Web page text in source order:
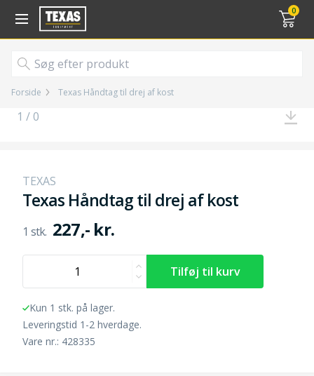
0
Gå til kurv (
Forside Texas Håndtag til drej af kost
1 / 0
TEXAS
Texas Håndtag til drej af kost
227,- kr.
Kun 1 stk. på lager.
Leveringstid 1-2 hverdage.
Vare nr.: 428335